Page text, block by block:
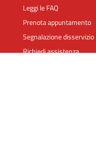
Leggi le FAQ
Prenota appuntamento
Segnalazione disservizio
Richiedi assistenza